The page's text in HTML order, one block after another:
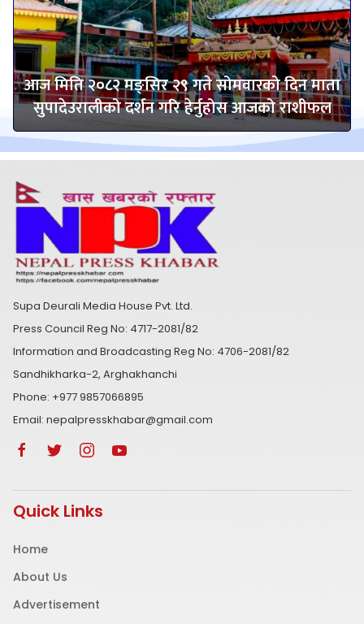
आज मिति २०८२ मङ्सिर २९ गते सोमवारको दिन माता
सुपादेउरालीको दर्शन गरि हेर्नुहोस आजको राशीफल
Supa Deurali Media House Pvt. Ltd.
Press Council Reg No: 4717-2081/82
Information and Broadcasting Reg No: 4706-2081/82
Sandhikharka-2, Arghakhanchi
Phone: +977 9857066895
Email: nepalpresskhabar@gmail.com
Quick Links
Home
About Us
Advertisement